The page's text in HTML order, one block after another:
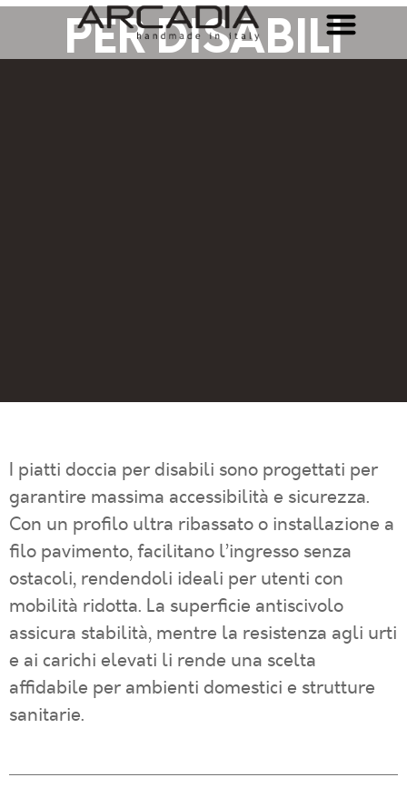
PER DISABILI
I piatti doccia per disabili sono progettati per
garantire massima accessibilità e sicurezza.
Con un profilo ultra ribassato o installazione a
filo pavimento, facilitano l’ingresso senza
ostacoli, rendendoli ideali per utenti con
mobilità ridotta. La superficie antiscivolo
assicura stabilità, mentre la resistenza agli urti
e ai carichi elevati li rende una scelta
affidabile per ambienti domestici e strutture
sanitarie.